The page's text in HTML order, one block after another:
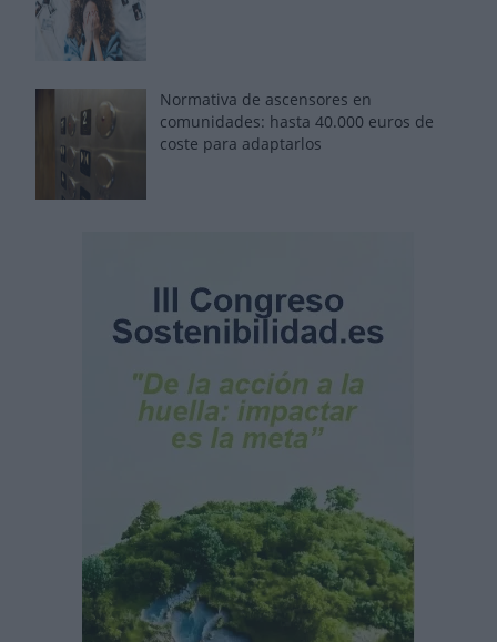
Normativa de ascensores en
comunidades: hasta 40.000 euros de
coste para adaptarlos